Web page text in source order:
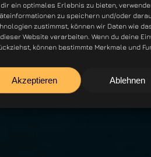
ein optimales Erlebnis zu bieten,
zu speichern und/oder
zustimmst, können wir Daten wie
Website verarbeiten. Wenn du deine
können bestimmte Merkmale und
Akzeptieren Ablehnen